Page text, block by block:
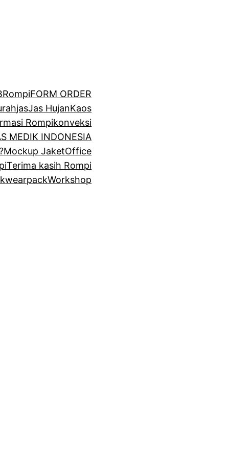
FORM ORDER
jasJas HujanKaos
Rompikonveksi
MEDIK INDONESIA
Mockup JaketOffice
Terima kasih Rompi
wearpackWorkshop